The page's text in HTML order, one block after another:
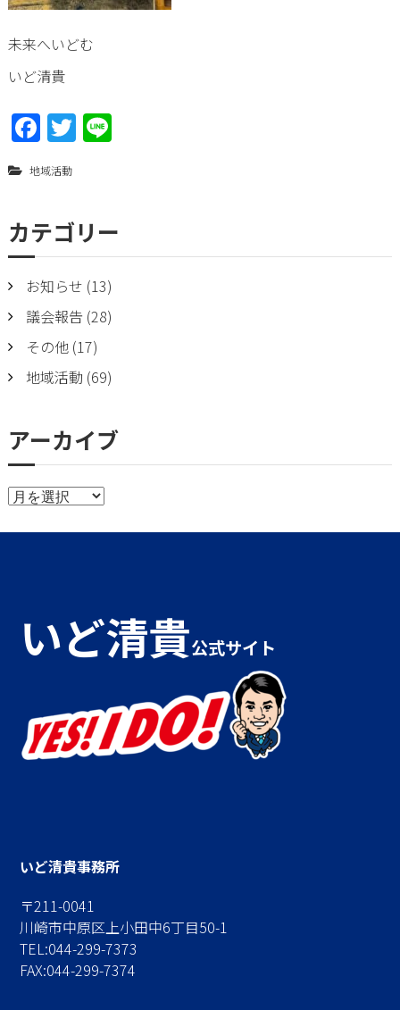
未来へいどむ
いど清貴
F
a
ce
b
o
o
k
T
w
er
Li
地域活動
カテゴリー
お知らせ (13)
議会報告(28)
その他(17)
地域活動 (69)
アーカイブ
ア
カ
いど清貴公式サイト
いど清貴事務所
〒211-0041
川崎市中原区上小田中6丁目50-1
TEL:044-299-7373
FAX:044-299-7374